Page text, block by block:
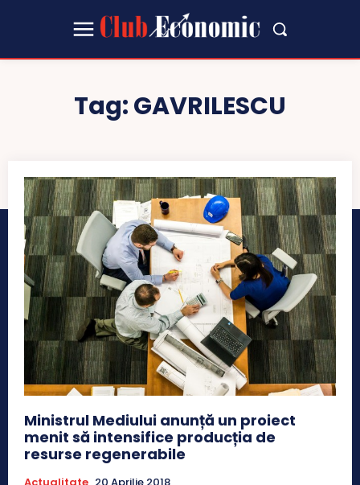
Tag:GAVRILESCU
Ministrul Mediului anunță un proiect
menit să intensifice producția de
resurse regenerabile
Actualitate 20 Aprilie 2018